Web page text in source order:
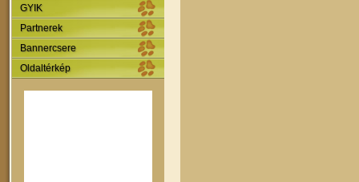
GYIK
Partnerek
Bannercsere
Oldaltérkép